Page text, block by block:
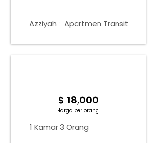
Azziyah : Apartmen Transit
$ 18,000
Harga per orang
1 Kamar 3 Orang